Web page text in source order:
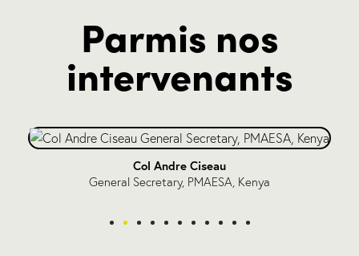
Parmis nos
intervenants
Col Andre Ciseau
General Secretary, PMAESA, Kenya